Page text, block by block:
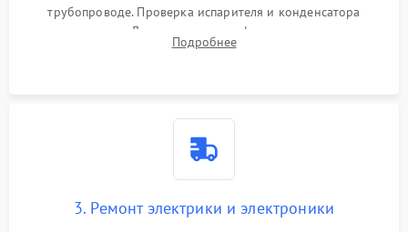
трубопроводе. Проверка испарителя и конденсатора
течеискателем. Демонтаж старого фильтра-осушителя и
продувка капиллярной трубки для устранения засоров.
Подробнее
3. Ремонт электрики и электроники